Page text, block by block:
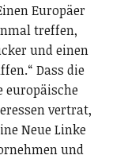
Europäer
treffen,
und einen
Dass die
europäische
vertrat,
Neue Linke
und